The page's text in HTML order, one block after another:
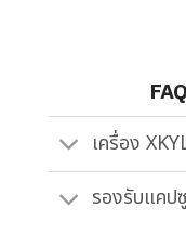
เครื่อง
รองรับแคป